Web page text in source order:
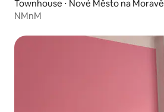
Townhouse ⋅ Nové Město na Moravě
NMnM